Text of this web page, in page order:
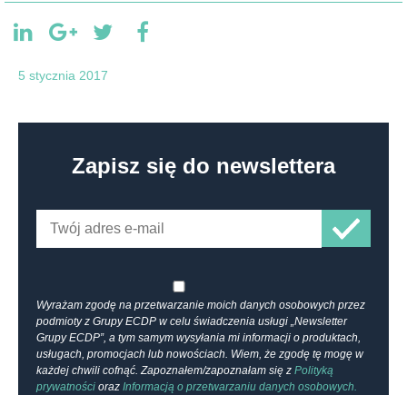
5 stycznia 2017
Zapisz się do newslettera
Wyrażam zgodę na przetwarzanie moich danych osobowych przez
podmioty z Grupy ECDP w celu świadczenia usługi „Newsletter
Grupy ECDP”, a tym samym wysyłania mi informacji o produktach,
usługach, promocjach lub nowościach. Wiem, że zgodę tę mogę w
każdej chwili cofnąć. Zapoznałem/zapoznałam się z Polityką
prywatności oraz Informacją o przetwarzaniu danych osobowych.